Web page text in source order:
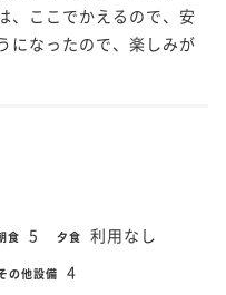
、ここでかえるので、安
になったので、楽しみが
食 5 夕食 利用なし
の他設備 4